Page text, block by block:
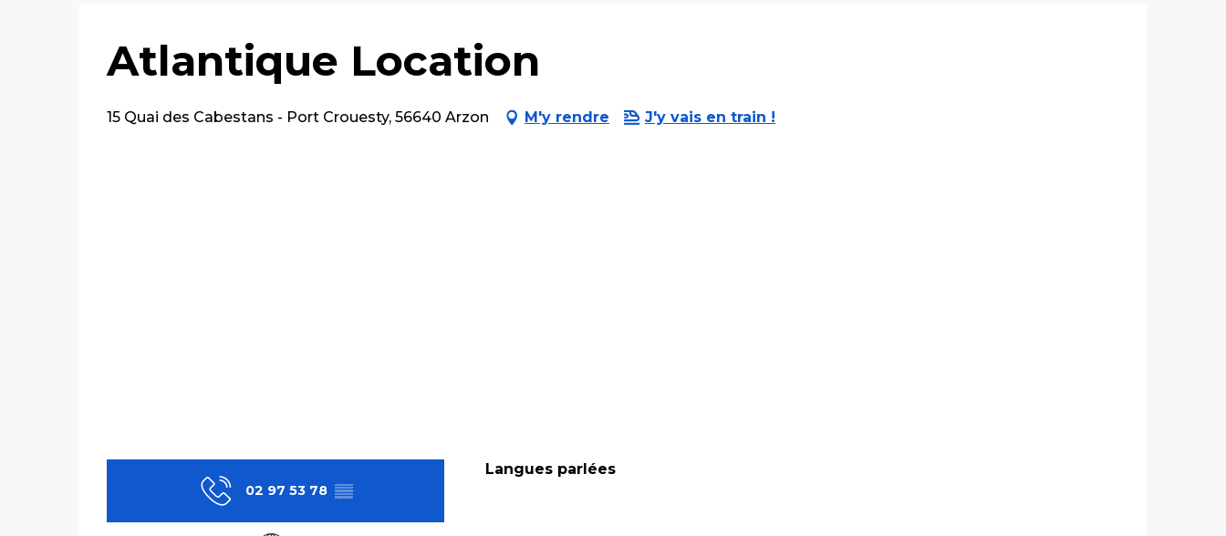
Atlantique Location
15 Quai des Cabestans - Port Crouesty, 56640 Arzon M'y rendre J'y vais en train !
02 97 53 78 ▒▒
Langues parlées
Langues parlées